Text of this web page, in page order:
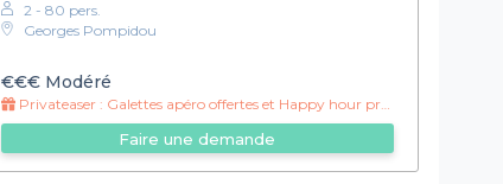
2 - 80 pers.
Georges Pompidou
€€€Modéré
Privateaser : Galettes apéro offertes et Happy hour prolongé !
Faire une demande